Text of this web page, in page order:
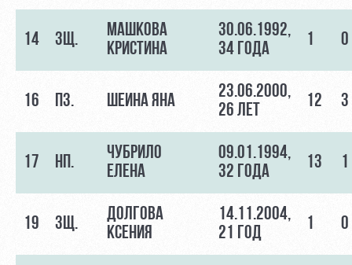
14 ЗЩ.
МАШКОВА
КРИСТИНА
30.06.1992,
34 ГОДА
1 0
16 ПЗ. ШЕИНА ЯНА
23.06.2000,
26 ЛЕТ
12 3
17 НП.
ЧУБРИЛО
ЕЛЕНА
09.01.1994,
32 ГОДА
13 1
19 ЗЩ.
ДОЛГОВА
КСЕНИЯ
14.11.2004,
21 ГОД
1 0